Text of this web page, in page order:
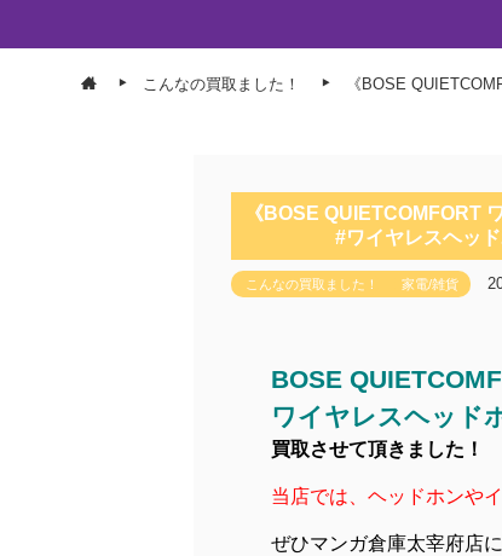
こんなの買取ました！ 《BOSE
《BOSE QUIETCOMFORT
#ワイヤレスヘッ
こんなの買取ました！ 家電/雑貨
BOSE
ワイヤレスヘッド
買取させて頂きました！
当店では、ヘッドホンや
ぜひマンガ倉庫太宰府店